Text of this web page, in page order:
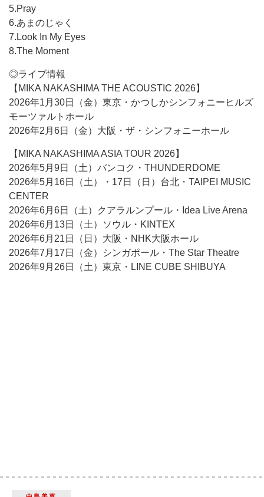
5.Pray
6.あまのじゃく
7.Look In My Eyes
8.The Moment
◎ライブ情報
【MIKA NAKASHIMA THE ACOUSTIC 2026】
2026年1月30日（金）東京・かつしかシンフォニーヒルズ
モーツァルトホール
2026年2月6日（金）大阪・ザ・シンフォニーホール
【MIKA NAKASHIMA ASIA TOUR 2026】
2026年5月9日（土）バンコク・THUNDERDOME
2026年5月16日（土）・17日（日）台北・TAIPEI MUSIC
CENTER
2026年6月6日（土）クアラルンプール・Idea Live Arena
2026年6月13日（土）ソウル・KINTEX
2026年6月21日（日）大阪・NHK大阪ホール
2026年7月17日（金）シンガポール・The Star Theatre
2026年9月26日（土）東京・LINE CUBE SHIBUYA